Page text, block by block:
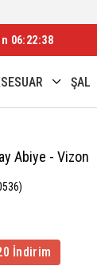
06:22:36
ŞAL
Abiye - Vizon
İndirim